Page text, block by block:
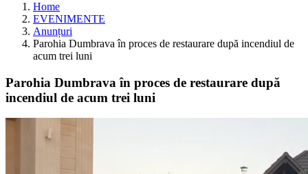
Home
EVENIMENTE
Anunțuri
Parohia Dumbrava în proces de restaurare după incendiul de
acum trei luni
Parohia Dumbrava în proces de restaurare după
incendiul de acum trei luni